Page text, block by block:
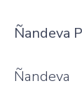
Ñandeva